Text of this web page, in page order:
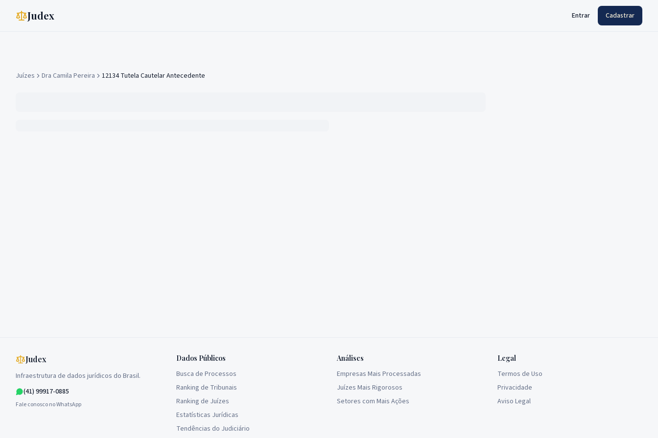
Judex Entrar Cadastrar
Juízes Dra Camila Pereira 12134 Tutela Cautelar Antecedente
Judex
Infraestrutura de dados jurídicos do Brasil.
(41) 99917-0885
Fale conosco no WhatsApp
Dados Públicos
Busca de Processos
Ranking de Tribunais
Ranking de Juízes
Estatísticas Jurídicas
Tendências do Judiciário
Análises
Empresas Mais Processadas
Juízes Mais Rigorosos
Setores com Mais Ações
Legal
Termos de Uso
Privacidade
Aviso Legal